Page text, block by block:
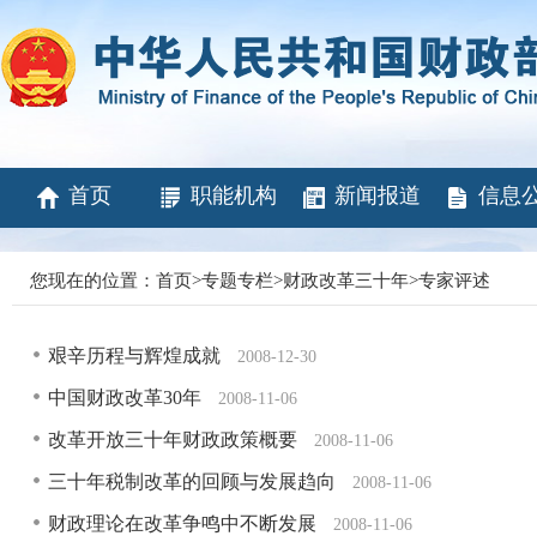
首页 职能机构 新闻报道 信息
您现在的位置： 首页>专题专栏>财政改革三十年>专家评述
艰辛历程与辉煌成就 2008-12-30
中国财政改革30年 2008-11-06
改革开放三十年财政政策概要 2008-11-06
三十年税制改革的回顾与发展趋向 2008-11-06
财政理论在改革争鸣中不断发展 2008-11-06